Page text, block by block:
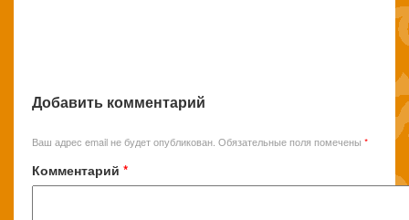
Добавить комментарий
Ваш адрес email не будет опубликован. Обязательные поля помечены *
Комментарий *